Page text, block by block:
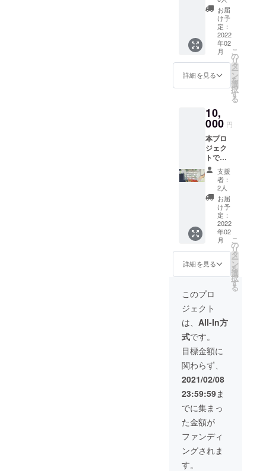
は2022
年2～3
月頃と
なりま
す。
※①202
0年中に
ご支援
いただ
年1～12
月分の
活動報
告書の
受け取
りをご
希望さ
れる
方、ま
たは②
本プロ
ジェク
トへの
寄付金
の「領
を2021
年3月以
に受け
取りた
い方が
いらっ
しゃい
ました
ら、備
考欄に
その旨
をご記
入くだ
さい。
告書」
と「寄
付金受
領証明
書」を
発送い
たしま
す。
支援金
の入金
が2021
年2月頃
となり
ますた
め、リ
ターン
の発送
は2022
年2～3
月頃と
なりま
す。
※①202
0年中に
ご支援
いただ
で2020
年1～12
月分の
活動報
受け取
りをご
希望さ
れる
方、ま
たは②
本プロ
ジェク
トへの
寄付金
の「領
収書」
を2021
し、大
切に使
用させ
ていた
だきま
す。 ご
支援者
情報を
が育英
会に提
供のう
え、あ
しなが
育英会
より
「年間
活動報
告書」
と「寄
付金受
領証明
書」を
発送い
たしま
す。
gからの
の入金
が2021
年2月頃
となり
ますた
め、リ
ターン
の発送
年2～3
月頃と
なりま
す。
※①202
0年中に
ご支援
は、病
気や災
害・自
死で親
を亡く
したり
親に障
がいが
ある家
庭の学
の奨学
金とし
て、全
額を一
般財団
法人あ
しなが
育英会
に寄付
し、大
切に使
用させ
ていた
だきま
す。 ご
支援者
情報を
あしな
が育英
会に提
供のう
え、あ
しなが
育英会
より
「年間
活動報
告書」
と「寄
付金受
領証明
書」を
発送い
たしま
す。
お届
け予
定：
2022
年02
月
詳細を見る
こ
の
リ
タ
ー
ン
を
選
択
す
る
10,
000 円
本プロ
ジェク
トでい
ただき
ました
ご支援
は、病
気や災
害・自
死で親
を亡く
したり
親に障
がいが
ある家
庭の学
生たち
の奨学
金とし
て、全
額を一
般財団
法人あ
しなが
育英会
に寄付
し、大
切に使
用させ
ていた
だきま
す。 ご
支援者
情報を
支援
者：
2人
お届
け予
定：
2022
年02
月
詳細を見る
こ
の
リ
タ
ー
ン
を
選
択
す
る
このプロ
ジェクト
は、 All-In方
式です。
目標金額に
関わらず、
2021/02/08
23:59:59ま
でに集まっ
た金額が
ファンディ
ングされま
す。